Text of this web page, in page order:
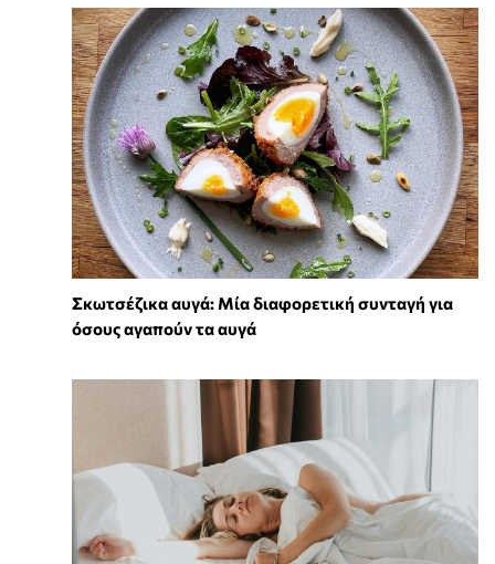
Σκωτσέζικα αυγά: Μία διαφορετική συνταγή για
όσους αγαπούν τα αυγά